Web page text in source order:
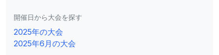
開催日から大会を探す
2025年の大会
2025年6月の大会